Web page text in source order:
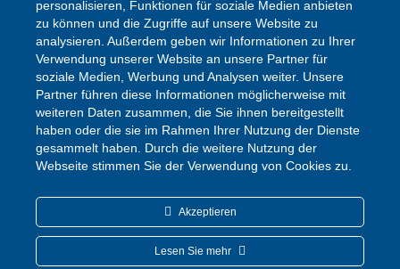
59581 Warstein
Tel.:02902 – 9791840
Erreichbarkeit via Mail
personalisieren, Funktionen für soziale Medien anbieten
zu können und die Zugriffe auf unsere Website zu
analysieren. Außerdem geben wir Informationen zu Ihrer
Verwendung unserer Website an unsere Partner für
soziale Medien, Werbung und Analysen weiter. Unsere
Partner führen diese Informationen möglicherweise mit
weiteren Daten zusammen, die Sie ihnen bereitgestellt
haben oder die sie im Rahmen Ihrer Nutzung der Dienste
gesammelt haben. Durch die weitere Nutzung der
Webseite stimmen Sie der Verwendung von Cookies zu.
Akzeptieren
Lesen Sie mehr